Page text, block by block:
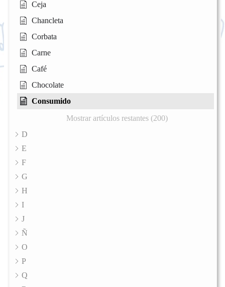
Ceja
Chancleta
Corbata
Carne
Café
Chocolate
Consumido
Mostrar artículos restantes (200)
D
E
F
G
H
I
J
Ñ
O
P
Q